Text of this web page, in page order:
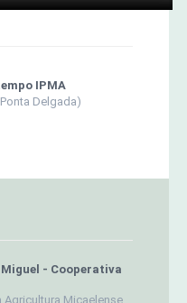
IPMA
Delgada)
- Cooperativa
Micaelense